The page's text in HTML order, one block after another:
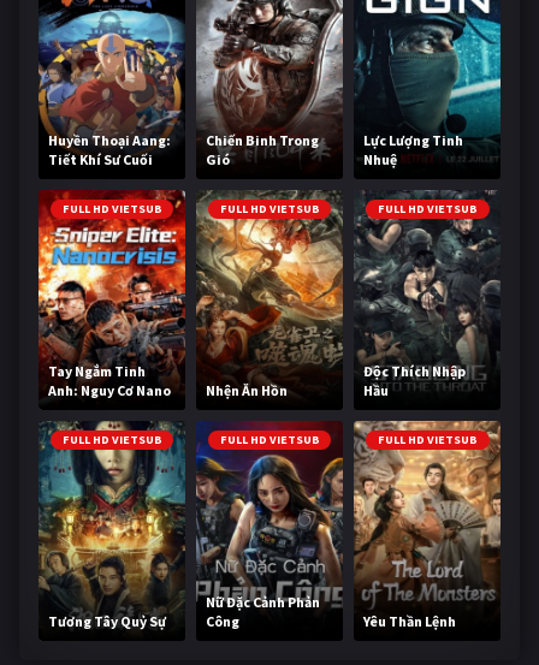
Huyền Thoại Aang:
Tiết Khí Sư Cuối
Cùng
Chiến Binh Trong
Gió
Lực Lượng Tinh
Nhuệ
FULL HD VIETSUB
Tay Ngắm Tinh
Anh: Nguy Cơ Nano
FULL HD VIETSUB
Nhện Ăn Hồn
FULL HD VIETSUB
Độc Thích Nhập
Hầu
FULL HD VIETSUB
Tương Tây Quỷ Sự
FULL HD VIETSUB
Nữ Đặc Cảnh Phản
Công
FULL HD VIETSUB
Yêu Thần Lệnh